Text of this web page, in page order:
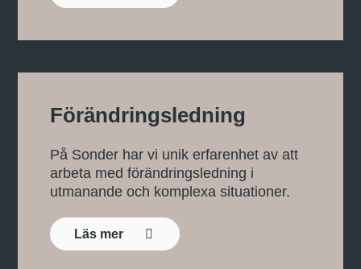
Förändringsledning
På Sonder har vi unik erfarenhet av att
arbeta med förändringsledning i
utmanande och komplexa situationer.
Läs mer